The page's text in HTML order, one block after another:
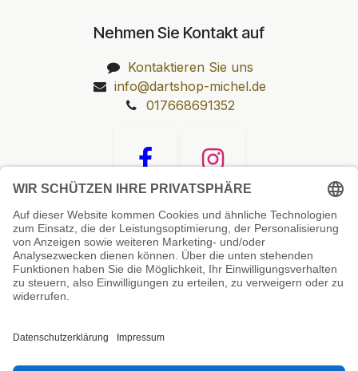
Nehmen Sie Kontakt auf
Kontaktieren Sie uns
info@dartshop-michel.de
017668691352
Unsere Prüfsiegel